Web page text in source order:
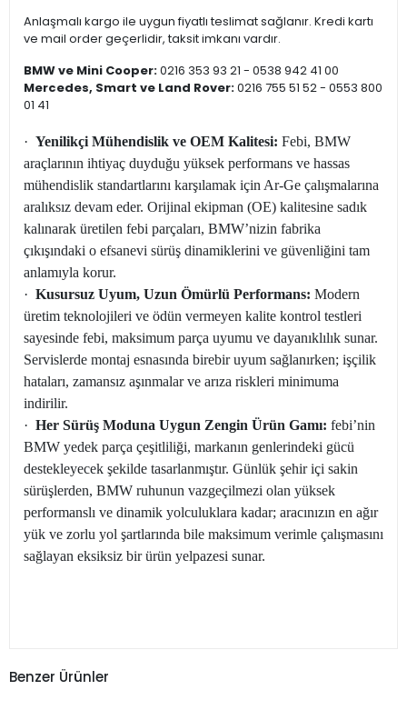
Anlaşmalı kargo ile uygun fiyatlı teslimat sağlanır. Kredi kartı
ve mail order geçerlidir, taksit imkanı vardır.
BMW ve Mini Cooper:0216 353 93 21 - 0538 942 41 00
Mercedes, Smart ve Land Rover:0216 755 51 52 - 0553 800
01 41
· Yenilikçi Mühendislik ve OEM Kalitesi: Febi, BMW
araçlarının ihtiyaç duyduğu yüksek performans ve hassas
mühendislik standartlarını karşılamak için Ar-Ge çalışmalarına
aralıksız devam eder. Orijinal ekipman (OE) kalitesine sadık
kalınarak üretilen febi parçaları, BMW’nizin fabrika
çıkışındaki o efsanevi sürüş dinamiklerini ve güvenliğini tam
anlamıyla korur.
· Kusursuz Uyum, Uzun Ömürlü Performans: Modern
üretim teknolojileri ve ödün vermeyen kalite kontrol testleri
sayesinde febi, maksimum parça uyumu ve dayanıklılık sunar.
Servislerde montaj esnasında birebir uyum sağlanırken; işçilik
hataları, zamansız aşınmalar ve arıza riskleri minimuma
indirilir.
· Her Sürüş Moduna Uygun Zengin Ürün Gamı: febi’nin
BMW yedek parça çeşitliliği, markanın genlerindeki gücü
destekleyecek şekilde tasarlanmıştır. Günlük şehir içi sakin
sürüşlerden, BMW ruhunun vazgeçilmezi olan yüksek
performanslı ve dinamik yolculuklara kadar; aracınızın en ağır
yük ve zorlu yol şartlarında bile maksimum verimle çalışmasını
sağlayan eksiksiz bir ürün yelpazesi sunar.
Benzer Ürünler